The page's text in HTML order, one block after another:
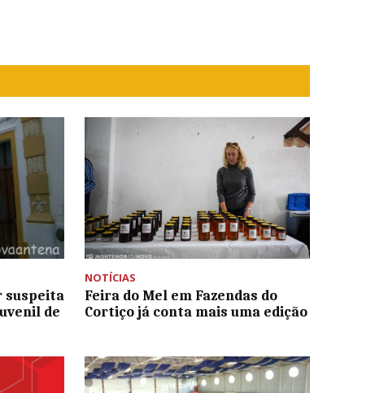
suspeita
de
NOTÍCIAS
Feira do Mel em Fazendas do
Cortiço já conta mais uma edição